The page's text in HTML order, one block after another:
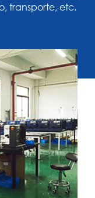
transporte, etc.